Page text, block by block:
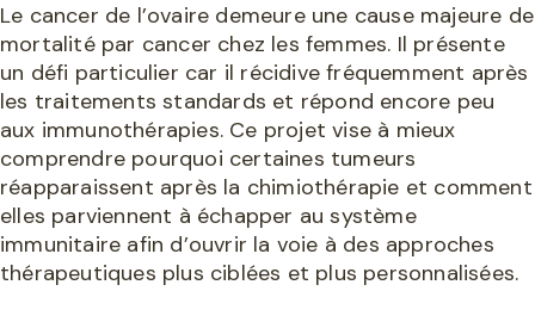
Le cancer de l’ovaire demeure une cause majeure de
mortalité par cancer chez les femmes. Il présente
un défi particulier car il récidive fréquemment après
les traitements standards et répond encore peu
aux immunothérapies. Ce projet vise à mieux
comprendre pourquoi certaines tumeurs
réapparaissent après la chimiothérapie et comment
elles parviennent à échapper au système
immunitaire afin d’ouvrir la voie à des approches
thérapeutiques plus ciblées et plus personnalisées.